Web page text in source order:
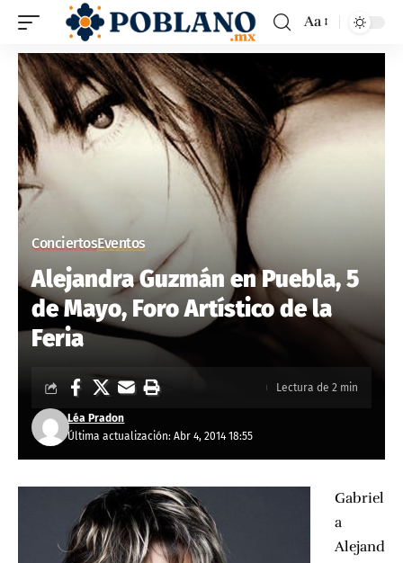
Aa
ConciertosEventos
Alejandra Guzmán en Puebla, 5
de Mayo, Foro Artístico de la
Feria
Última actualización: Abr 4, 2014 18:55
Léa Pradon
Lectura de 2 min
Gabriel
a
Alejand